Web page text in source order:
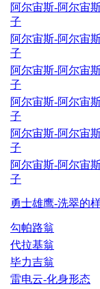
阿尔宙斯-阿尔宙
子
阿尔宙斯-阿尔宙
子
阿尔宙斯-阿尔宙
子
阿尔宙斯-阿尔宙
子
阿尔宙斯-阿尔宙
子
阿尔宙斯-阿尔宙
子
勇士雄鹰-洗翠的
勾帕路翁
代拉基翁
毕力吉翁
雷电云-化身形态